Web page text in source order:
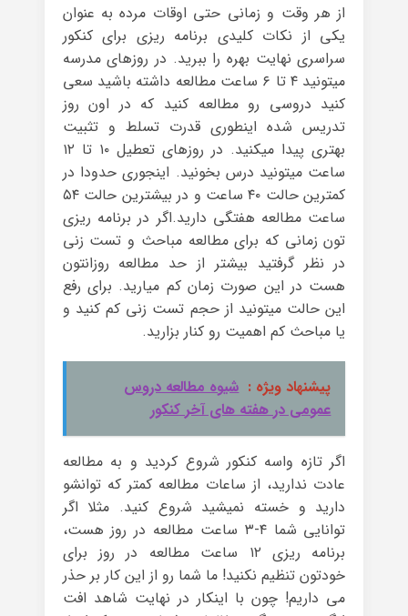
از هر وقت و زمانی حتی اوقات مرده به عنوان
یکی از نکات کلیدی برنامه ریزی برای کنکور
سراسری نهایت بهره را ببرید. در روزهای مدرسه
میتونید ۴ تا ۶ ساعت مطالعه داشته باشید سعی
کنید دروسی رو مطالعه کنید که در اون روز
تدریس شده اینطوری قدرت تسلط و تثبیت
بهتری پیدا میکنید. در روزهای تعطیل ۱۰ تا ۱۲
ساعت میتونید درس بخونید. اینجوری حدودا در
کمترین حالت ۴۰ ساعت و در بیشترین حالت ۵۴
ساعت مطالعه هفتگی دارید.اگر در برنامه ریزی
تون زمانی که برای مطالعه مباحث و تست زنی
در نظر گرفتید بیشتر از حد مطالعه روزانتون
هست در این صورت زمان کم میارید. برای رفع
این حالت میتونید از حجم تست زنی کم کنید و
یا مباحث کم اهمیت رو کنار بزارید.
پیشنهاد ویژه : شیوه مطالعه دروس
عمومی در هفته های آخر کنکور
اگر تازه واسه کنکور شروع کردید و به مطالعه
عادت ندارید، از ساعات مطالعه کمتر که توانشو
دارید و خسته نمیشید شروع کنید. مثلا اگر
توانایی شما ۴-۳ ساعت مطالعه در روز هست،
برنامه ریزی ۱۲ ساعت مطالعه در روز برای
خودتون تنظیم نکنید! ما شما رو از این کار بر حذر
می داریم! چون با اینکار در نهایت شاهد افت